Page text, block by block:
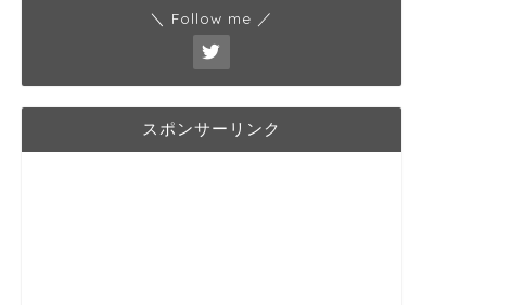
＼ Follow me ／
スポンサーリンク